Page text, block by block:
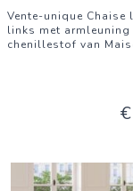
Vente-unique Chaise
links met armleuning
chenillestof van